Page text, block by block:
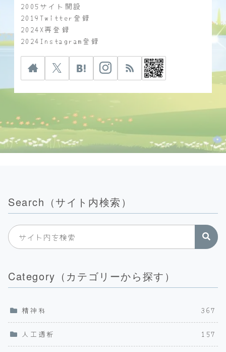
2005サイト開設
2019Twitter登録
2024X再登録
2024Instagram登録
Search（サイト内検索）
Category（カテゴリーから探す）
精神科 367
人工透析 157